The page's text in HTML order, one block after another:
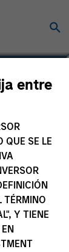
entre
QUE SE LE
TÉRMINO
Y TIENE